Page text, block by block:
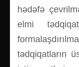
hədəfə
elmi
tədqiqatların